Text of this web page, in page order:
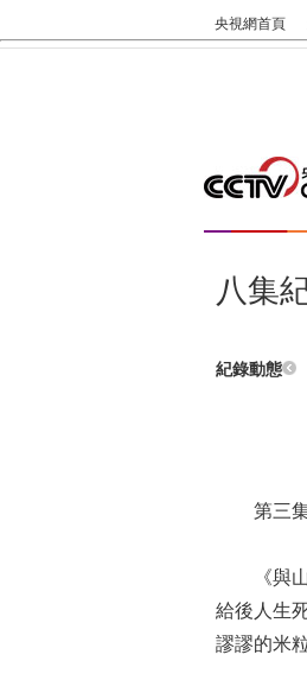
央視網首頁
八集
紀錄動態
第三
《與
給後人生
謬謬的米